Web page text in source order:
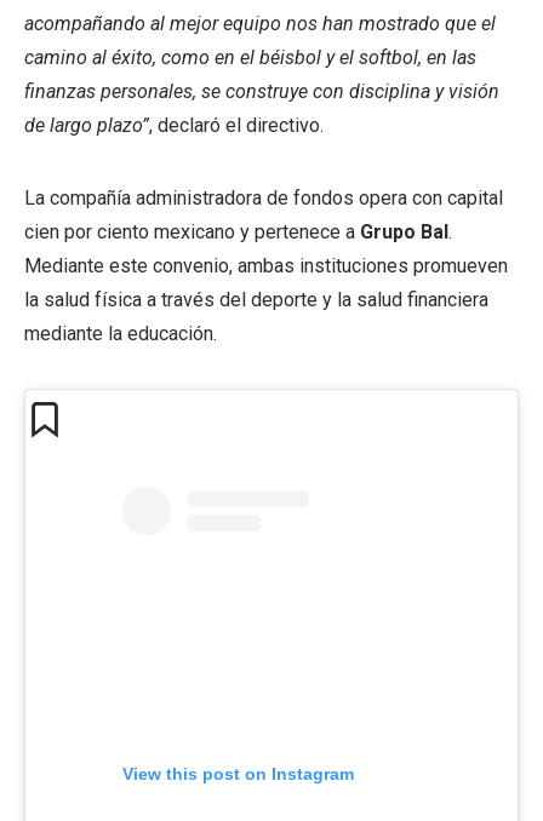
acompañando al mejor equipo nos han mostrado que el
camino al éxito, como en el béisbol y el softbol, en las
finanzas personales, se construye con disciplina y visión
de largo plazo”, declaró el directivo.
La compañía administradora de fondos opera con capital
cien por ciento mexicano y pertenece a Grupo Bal .
Mediante este convenio, ambas instituciones promueven
la salud física a través del deporte y la salud financiera
mediante la educación.
View this post on Instagram